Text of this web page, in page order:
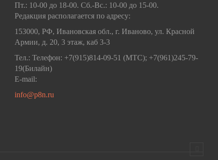
Пт.: 10-00 до 18-00. Сб.-Вс.: 10-00 до 15-00.
Редакция располагается по адресу:
153000, РФ, Ивановская обл., г. Иваново, ул. Красной
Армии, д. 20, 3 этаж, каб 3-3
Тел.: Телефон: +7(915)814-09-51 (МТС); +7(961)245-79-
19(Билайн)
E-mail:
info@p8n.ru